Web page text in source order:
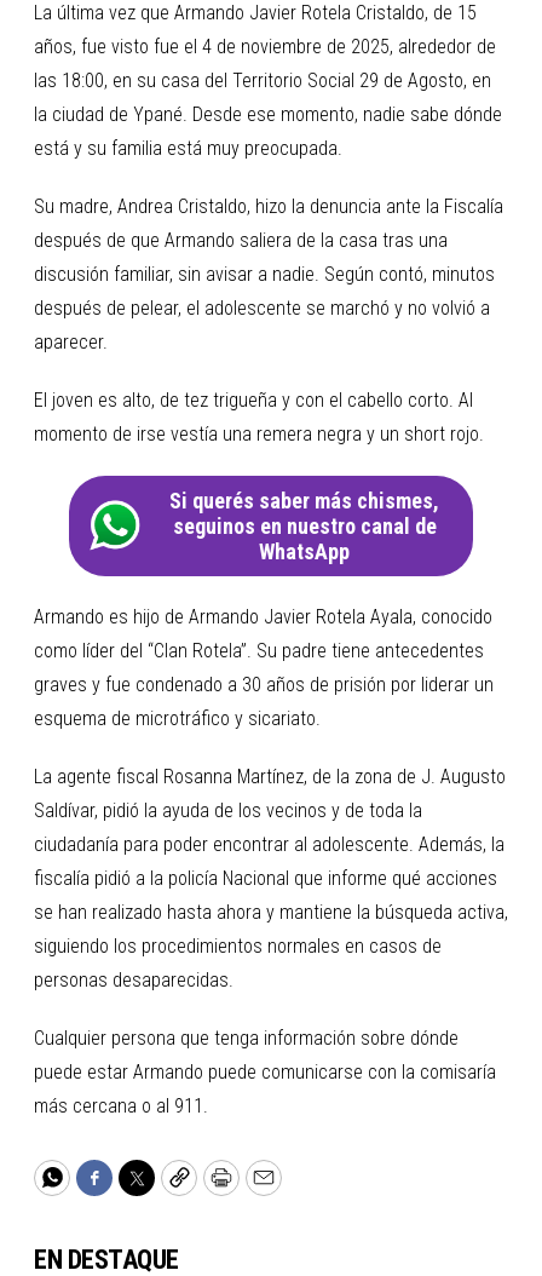
La última vez que Armando Javier Rotela Cristaldo, de 15
años, fue visto fue el 4 de noviembre de 2025, alrededor de
las 18:00, en su casa del Territorio Social 29 de Agosto, en
la ciudad de Ypané. Desde ese momento, nadie sabe dónde
está y su familia está muy preocupada.
Su madre, Andrea Cristaldo, hizo la denuncia ante la Fiscalía
después de que Armando saliera de la casa tras una
discusión familiar, sin avisar a nadie. Según contó, minutos
después de pelear, el adolescente se marchó y no volvió a
aparecer.
El joven es alto, de tez trigueña y con el cabello corto. Al
momento de irse vestía una remera negra y un short rojo.
Si querés saber más chismes,
seguinos en nuestro canal de
WhatsApp
Armando es hijo de Armando Javier Rotela Ayala, conocido
como líder del “Clan Rotela”. Su padre tiene antecedentes
graves y fue condenado a 30 años de prisión por liderar un
esquema de microtráfico y sicariato.
La agente fiscal Rosanna Martínez, de la zona de J. Augusto
Saldívar, pidió la ayuda de los vecinos y de toda la
ciudadanía para poder encontrar al adolescente. Además, la
fiscalía pidió a la policía Nacional que informe qué acciones
se han realizado hasta ahora y mantiene la búsqueda activa,
siguiendo los procedimientos normales en casos de
personas desaparecidas.
Cualquier persona que tenga información sobre dónde
puede estar Armando puede comunicarse con la comisaría
más cercana o al 911.
WhatsApp
Facebook
TwitterCopyPrintEmail
EN DESTAQUE